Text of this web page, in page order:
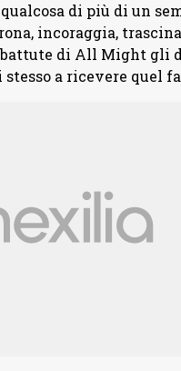
di più di un
incoraggia,
di All Might gli
a ricevere quel